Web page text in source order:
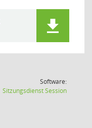
Software:
SitzungsdienstSession(Wird in